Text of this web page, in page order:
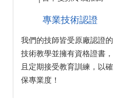
專業技術認證
我們的技師皆受原廠認證的
技術教學並擁有資格證書，
且定期接受教育訓練，以確
保專業度！